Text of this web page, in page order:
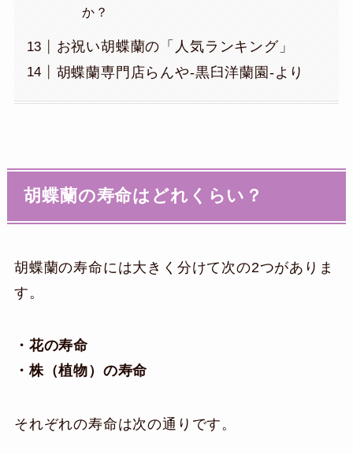
か？
お祝い胡蝶蘭の「人気ランキング」
胡蝶蘭専門店らんや-黒臼洋蘭園-より
胡蝶蘭の寿命はどれくらい？
胡蝶蘭の寿命には大きく分けて次の2つがありま
す。
・花の寿命
・株（植物）の寿命
それぞれの寿命は次の通りです。